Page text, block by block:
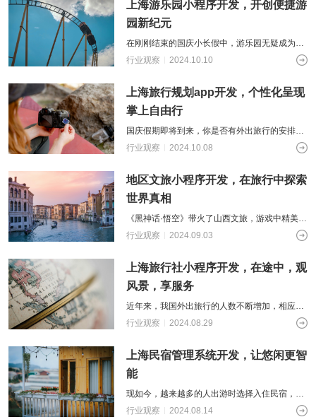
上海游乐园小程序开发，开创便捷游
园新纪元
在刚刚结束的国庆小长假中，游乐园无疑成为众
多家庭出游的首选，但是其门票紧张依然是普遍
行业观察 2024.10.10
上海旅行规划app开发，个性化呈现
掌上自由行
国庆假期即将到来，你是否有外出旅行的安排
呢？对于一些人来说，在感受旅行中的快乐之
行业观察 2024.10.08
地区文旅小程序开发，在旅行中探索
世界真相
《黑神话·悟空》带火了山西文旅，游戏中精美的
建模与设计吸引着人们前往山西取景地打卡，近
行业观察 2024.09.03
上海旅行社小程序开发，在途中，观
风景，享服务
近年来，我国外出旅行的人数不断增加，相应的
旅行软件也层出不穷，对于旅行社来说，互联网
行业观察 2024.08.29
上海民宿管理系统开发，让悠闲更智
能
现如今，越来越多的人出游时选择入住民宿，其
往往离景点更近，也更贴近当地的人文环境。对
行业观察 2024.08.14